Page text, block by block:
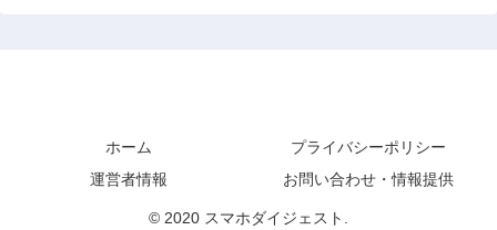
ホーム
プライバシーポリシー
運営者情報
お問い合わせ・情報提供
© 2020 スマホダイジェスト.